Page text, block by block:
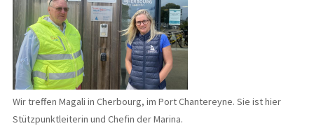
Wir treffen Magali in Cherbourg, im Port Chantereyne. Sie ist hier
Stützpunktleiterin und Chefin der Marina.